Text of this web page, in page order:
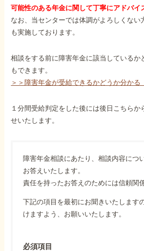
可能性のある年金に関して丁寧にアドバイ
なお、当センターでは体調がよろしくない
も実施しております。
相談をする前に障害年金に該当しているか
もできます。
＞＞障害年金が受給できるかどうか分かる
１分間受給判定をした後には後日こちらか
せいたします。
障害年金相談にあたり、相談内容につ
お答えいたします。
責任を持ったお答えのためには信頼関
下記の項目を最初にお聞きいたします
けますよう、お願いいたします。
必須項目